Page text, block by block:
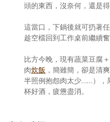
頭的東西，沒奈何，還是得
這當口，下鍋後就可扔著
趁空檔回到工作桌前繼續
比方今晚，現有蔬菜豆腐
肉炊飯 ，簡雖簡，卻是清
半照例抱怨肉太少……），
杯好酒，疲憊盡消。